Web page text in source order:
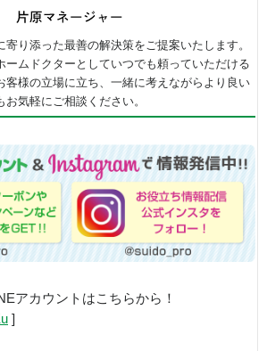
り添った最善の解決策をご提案いたします。
ームドクターとしていつでも頼っていただける
客様の立場に立ち、一緒に考えながらより良い
気軽にご相談ください。
アカウントはこちらから！
]